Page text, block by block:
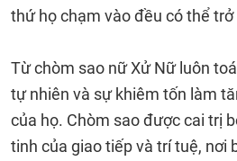
thứ họ chạm vào đều có thể
Từ chòm sao nữ Xử Nữ luôn
tự nhiên và sự khiêm tốn làm
của họ. Chòm sao được cai trị
tinh của giao tiếp và trí tuệ, nơi